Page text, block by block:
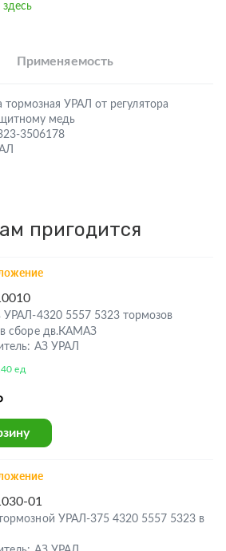
здесь
Применяемость
тормозная УРАЛ от регулятора
медь
3506178
пригодится
УРАЛ-4320 5557 5323 тормозов
сборе дв.КАМАЗ
АЗ УРАЛ
ед
01
УРАЛ-375 4320 5557 5323 в